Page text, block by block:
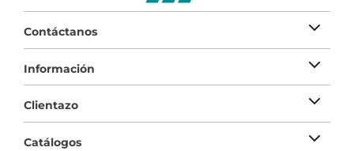
Contáctanos
Información
Clientazo
Catálogos